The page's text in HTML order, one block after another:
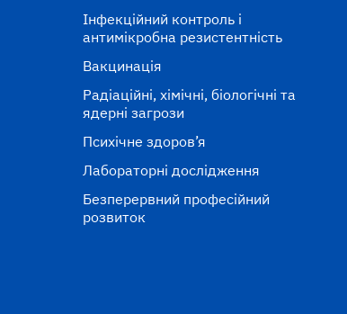
Інфекційний контроль і
антимікробна резистентність
Вакцинація
Радіаційні, хімічні, біологічні та
ядерні загрози
Психічне здоров’я
Лабораторні дослідження
Безперервний професійний
розвиток